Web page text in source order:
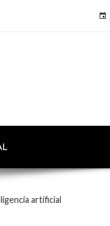
artificial